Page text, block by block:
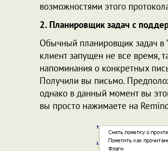
возможностями этого
2. Планировщик задач с
Обычный планировщик задач в
клиент запущен не все время,
напоминания о конкретных
Получили вы письмо.
однако в данный момент вы
вы просто нажимаете на